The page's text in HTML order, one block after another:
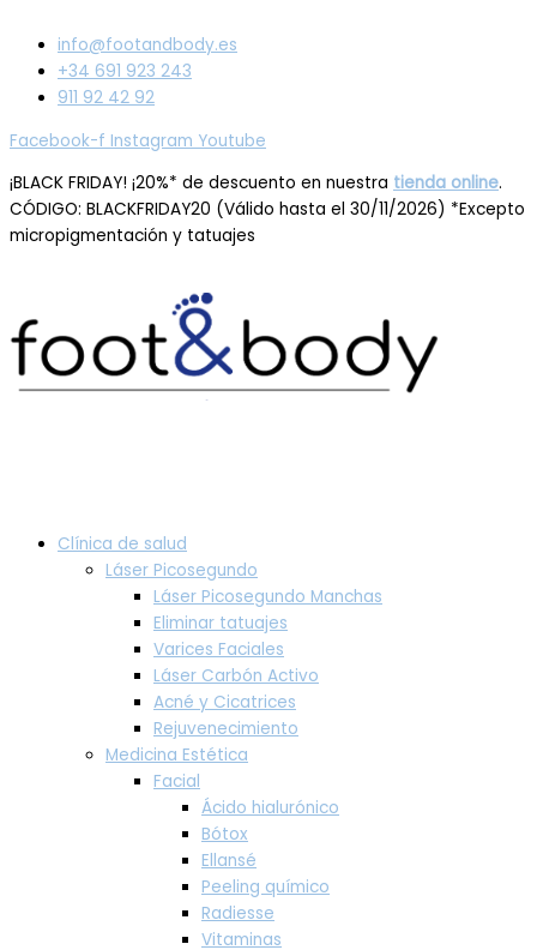
info@footandbody.es
+34 691 923 243
911 92 42 92
Facebook-f Instagram Youtube
¡BLACK FRIDAY! ¡20%* de descuento en nuestra tienda online.
CÓDIGO: BLACKFRIDAY20 (Válido hasta el 30/11/2026) *Excepto
micropigmentación y tatuajes
Clínica de salud
Láser Picosegundo
Láser Picosegundo Manchas
Eliminar tatuajes
Varices Faciales
Láser Carbón Activo
Acné y Cicatrices
Rejuvenecimiento
Medicina Estética
Facial
Ácido hialurónico
Bótox
Ellansé
Peeling químico
Radiesse
Vitaminas